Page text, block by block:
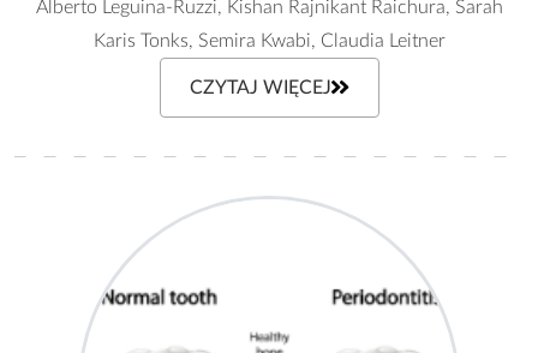
Alberto Leguina-Ruzzi, Kishan Rajnikant Raichura, Sarah
Karis Tonks, Semira Kwabi, Claudia Leitner
CZYTAJ WIĘCEJ